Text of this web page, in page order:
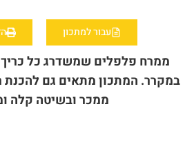
עבור למתכון
ממרח פלפלים שמשדרג כל כריך
במקרר. המתכון מתאים גם
ממכר ובשיטה קלה